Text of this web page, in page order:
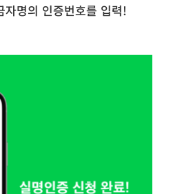
자명의 인증번호를 입력!